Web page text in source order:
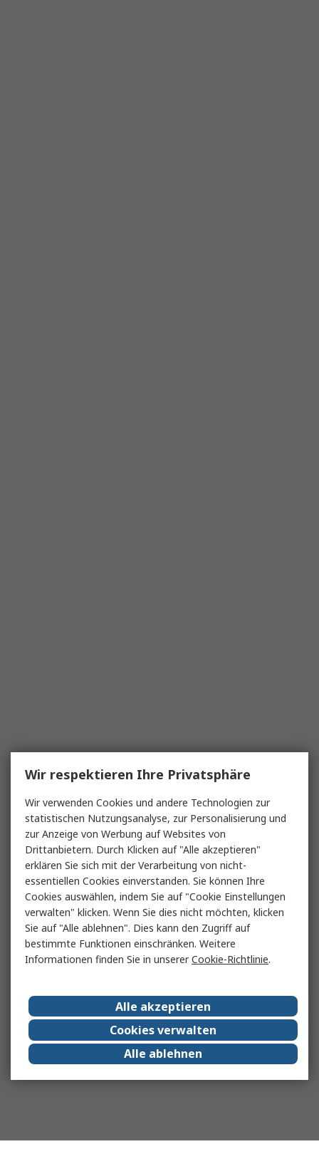
Wir respektieren Ihre Privatsphäre
Wir verwenden Cookies und andere Technologien zur
statistischen Nutzungsanalyse, zur Personalisierung und
zur Anzeige von Werbung auf Websites von
Drittanbietern. Durch Klicken auf "Alle akzeptieren"
erklären Sie sich mit der Verarbeitung von nicht-
essentiellen Cookies einverstanden. Sie können Ihre
Cookies auswählen, indem Sie auf "Cookie Einstellungen
verwalten" klicken. Wenn Sie dies nicht möchten, klicken
Sie auf "Alle ablehnen". Dies kann den Zugriff auf
bestimmte Funktionen einschränken. Weitere
Informationen finden Sie in unsererCookie-Richtlinie.
Alle akzeptieren
Cookies verwalten
Alle ablehnen